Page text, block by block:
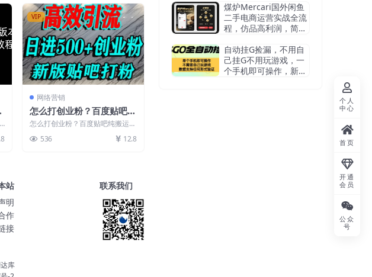
VIP
网络营销
怎么打创业粉？百度贴吧纯
搬运引流精准创业粉，单人
怎么打创业粉？百度贴吧纯搬运引
准流量 课程介绍：...
536 12.8
现实操技术
煤炉Mercari国外闲鱼
二手电商运营实战全流
程，仿品高利润，简单
自动挂G捡漏，不用自
己挂G不用玩游戏，一
个手机即可操作，新手
站
明
作
接
联系我们
库
个人
中心
首页
开通
会员
公众
号